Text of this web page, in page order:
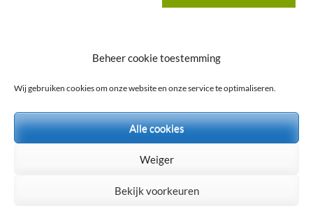
Beheer cookie toestemming
Wij gebruiken cookies om onze website en onze service te optimaliseren.
Alle cookies
Weiger
Bekijk voorkeuren
© 2026BEAUTYCENTER BLOOM. Alle rechten
WordPress Privacy policy